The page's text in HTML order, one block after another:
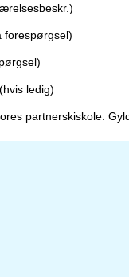
forespørgsel)
ledig)
partnerskiskole.